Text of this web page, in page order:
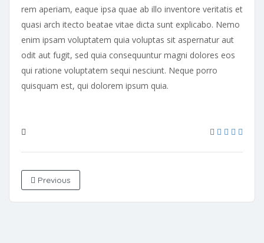
rem aperiam, eaque ipsa quae ab illo inventore veritatis et
quasi arch itecto beatae vitae dicta sunt explicabo. Nemo
enim ipsam voluptatem quia voluptas sit aspernatur aut
odit aut fugit, sed quia consequuntur magni dolores eos
qui ratione voluptatem sequi nesciunt. Neque porro
quisquam est, qui dolorem ipsum quia.
Previous